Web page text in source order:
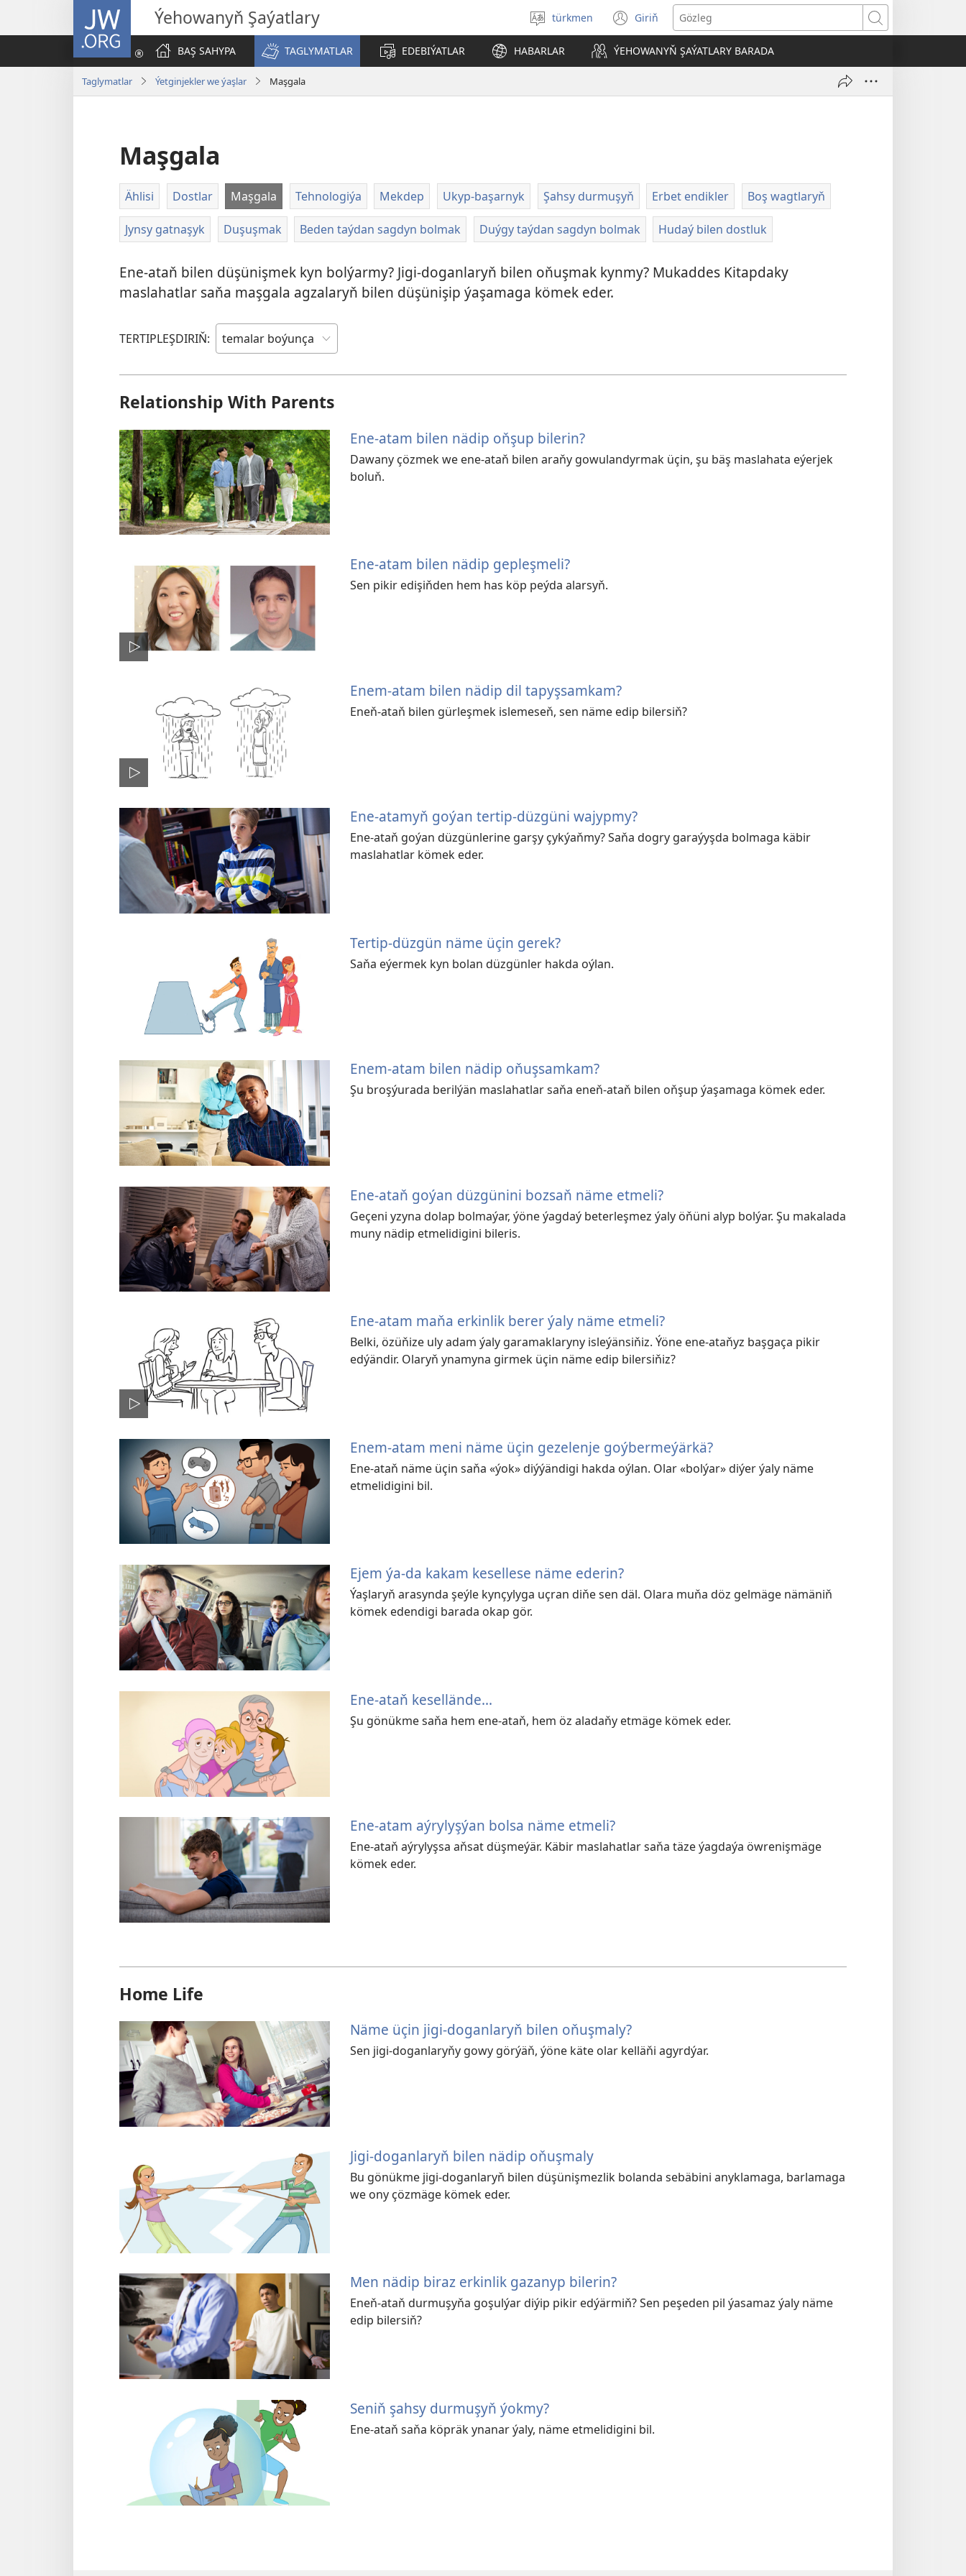
JW.ORG Ýehowanyň Şaýatlary
Dili
saýlaň
türkmen Giriň
(täze
sahypada
açylýar)
Gözleg
BAŞ SAHYPA
TAGLYMATLAR EDEBIÝATLAR HABARLAR ÝEHOWANYŇ ŞAÝATLARY BARADA
Taglymatlar Ýetginjekler we ýaşlar Maşgala
Maşgala
Ählisi Dostlar Maşgala Tehnologiýa Mekdep Ukyp-başarnyk Şahsy durmuşyň Erbet endikler Boş wagtlaryň
Jynsy gatnaşyk Duşuşmak Beden taýdan sagdyn bolmak Duýgy taýdan sagdyn bolmak Hudaý bilen dostluk
Ene-ataň bilen düşünişmek kyn bolýarmy? Jigi-doganlaryň bilen oňuşmak kynmy? Mukaddes Kitapdaky
maslahatlar saňa maşgala agzalaryň bilen düşünişip ýaşamaga kömek eder.
TERTIPLEŞDIRIŇ:
Relationship With Parents
Ene-atam bilen nädip oňşup bilerin?
Dawany çözmek we ene-ataň bilen araňy gowulandyrmak üçin, şu bäş maslahata eýerjek
boluň.
Ene-atam bilen nädip gepleşmeli?
Sen pikir edişiňden hem has köp peýda alarsyň.
Enem-atam bilen nädip dil tapyşsamkam?
Eneň-ataň bilen gürleşmek islemeseň, sen näme edip bilersiň?
Ene-atamyň goýan tertip-düzgüni wajypmy?
Ene-ataň goýan düzgünlerine garşy çykýaňmy? Saňa dogry garaýyşda bolmaga käbir
maslahatlar kömek eder.
Tertip-düzgün näme üçin gerek?
Saňa eýermek kyn bolan düzgünler hakda oýlan.
Enem-atam bilen nädip oňuşsamkam?
Şu broşýurada berilýän maslahatlar saňa eneň-ataň bilen oňşup ýaşamaga kömek eder.
Ene-ataň goýan düzgünini bozsaň näme etmeli?
Geçeni yzyna dolap bolmaýar, ýöne ýagdaý beterleşmez ýaly öňüni alyp bolýar. Şu makalada
muny nädip etmelidigini bileris.
Ene-atam maňa erkinlik berer ýaly näme etmeli?
Belki, özüňize uly adam ýaly garamaklaryny isleýänsiňiz. Ýöne ene-ataňyz başgaça pikir
edýändir. Olaryň ynamyna girmek üçin näme edip bilersiňiz?
Enem-atam meni näme üçin gezelenje goýbermeýärkä?
Ene-ataň näme üçin saňa «ýok» diýýändigi hakda oýlan. Olar «bolýar» diýer ýaly näme
etmelidigini bil.
Ejem ýa-da kakam kesellese näme ederin?
Ýaşlaryň arasynda şeýle kynçylyga uçran diňe sen däl. Olara muňa döz gelmäge nämäniň
kömek edendigi barada okap gör.
Ene-ataň kesellände...
Şu gönükme saňa hem ene-ataň, hem öz aladaňy etmäge kömek eder.
Ene-atam aýrylyşýan bolsa näme etmeli?
Ene-ataň aýrylyşsa aňsat düşmeýär. Käbir maslahatlar saňa täze ýagdaýa öwrenişmäge
kömek eder.
Home Life
Näme üçin jigi-doganlaryň bilen oňuşmaly?
Sen jigi-doganlaryňy gowy görýäň, ýöne käte olar kelläňi agyrdýar.
Jigi-doganlaryň bilen nädip oňuşmaly
Bu gönükme jigi-doganlaryň bilen düşünişmezlik bolanda sebäbini anyklamaga, barlamaga
we ony çözmäge kömek eder.
Men nädip biraz erkinlik gazanyp bilerin?
Eneň-ataň durmuşyňa goşulýar diýip pikir edýärmiň? Sen peşeden pil ýasamaz ýaly näme
edip bilersiň?
Seniň şahsy durmuşyň ýokmy?
Ene-ataň saňa köpräk ynanar ýaly, näme etmelidigini bil.